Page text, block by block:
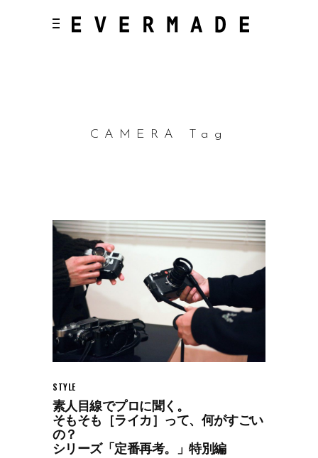
CAMERA Tag
STYLE
素人目線でプロに聞く。
そもそも［ライカ］って、何がすごい
の？
シリーズ「定番再考。」特別編